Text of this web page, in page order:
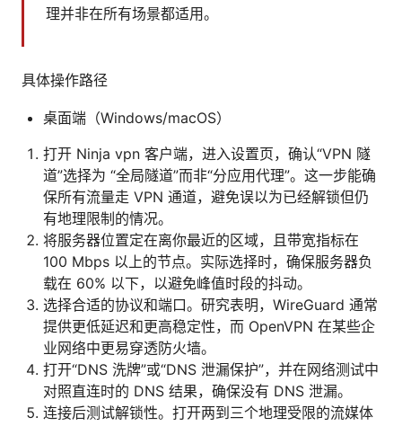
理并非在所有场景都适用。
具体操作路径
桌面端（Windows/macOS）
打开 Ninja vpn 客户端，进入设置页，确认“VPN 隧
道”选择为 “全局隧道”而非“分应用代理”。这一步能确
保所有流量走 VPN 通道，避免误以为已经解锁但仍
有地理限制的情况。
将服务器位置定在离你最近的区域，且带宽指标在
100 Mbps 以上的节点。实际选择时，确保服务器负
载在 60% 以下，以避免峰值时段的抖动。
选择合适的协议和端口。研究表明，WireGuard 通常
提供更低延迟和更高稳定性，而 OpenVPN 在某些企
业网络中更易穿透防火墙。
打开“DNS 洗牌”或“DNS 泄漏保护”，并在网络测试中
对照直连时的 DNS 结果，确保没有 DNS 泄漏。
连接后测试解锁性。打开两到三个地理受限的流媒体